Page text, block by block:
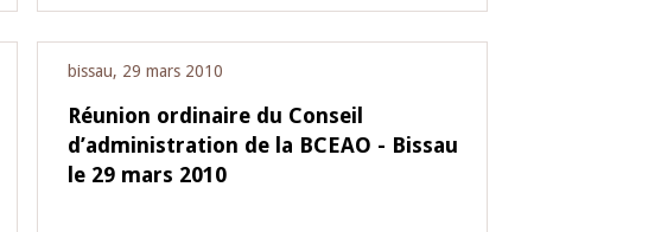
bissau, 29 mars 2010
Réunion ordinaire du Conseil
d’administration de la BCEAO - Bissau
le 29 mars 2010